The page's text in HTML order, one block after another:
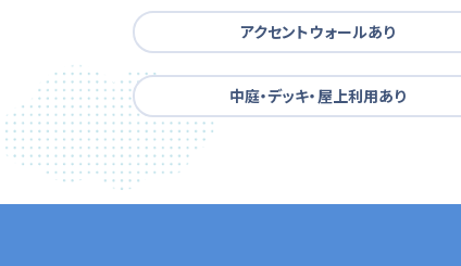
アクセントウォールあり
中庭・デッキ・屋上利用あり